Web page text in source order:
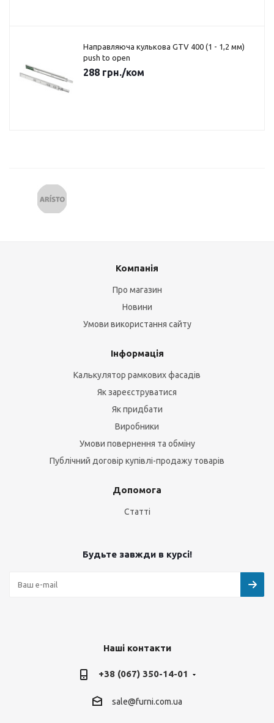
Направляюча кулькова GTV 400 (1 - 1,2 мм)
push to open
288 грн./ком
Компанія
Про магазин
Новини
Умови використання сайту
Інформація
Калькулятор рамкових фасадів
Як зареєструватися
Як придбати
Виробники
Умови повернення та обміну
Публічний договір купівлі-продажу товарів
Допомога
Статті
Будьте завжди в курсі!
Наші контакти
+38 (067) 350-14-01
sale@furni.com.ua